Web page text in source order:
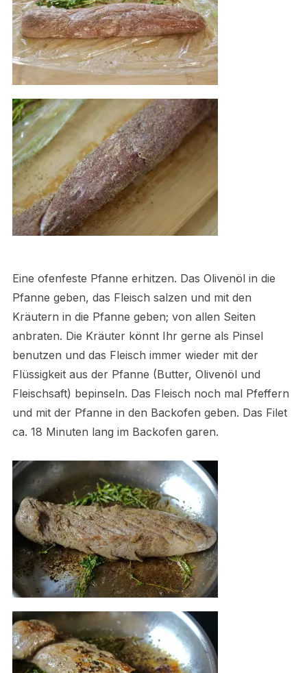
Eine ofenfeste Pfanne erhitzen. Das Olivenöl in die
Pfanne geben, das Fleisch salzen und mit den
Kräutern in die Pfanne geben; von allen Seiten
anbraten. Die Kräuter könnt Ihr gerne als Pinsel
benutzen und das Fleisch immer wieder mit der
Flüssigkeit aus der Pfanne (Butter, Olivenöl und
Fleischsaft) bepinseln. Das Fleisch noch mal Pfeffern
und mit der Pfanne in den Backofen geben. Das Filet
ca. 18 Minuten lang im Backofen garen.